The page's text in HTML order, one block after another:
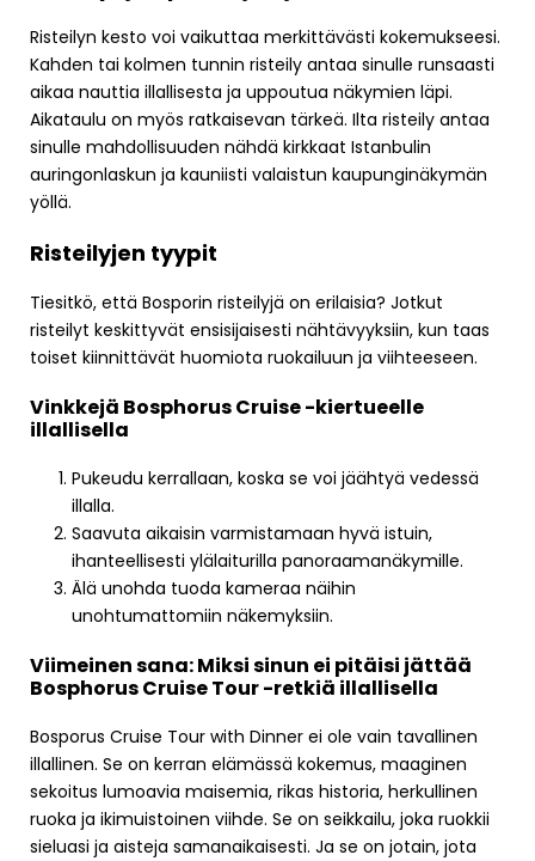
Risteilyn kesto voi vaikuttaa merkittävästi kokemukseesi.
Kahden tai kolmen tunnin risteily antaa sinulle runsaasti
aikaa nauttia illallisesta ja uppoutua näkymien läpi.
Aikataulu on myös ratkaisevan tärkeä. Ilta risteily antaa
sinulle mahdollisuuden nähdä kirkkaat Istanbulin
auringonlaskun ja kauniisti valaistun kaupunginäkymän
yöllä.
Risteilyjen tyypit
Tiesitkö, että Bosporin risteilyjä on erilaisia? Jotkut
risteilyt keskittyvät ensisijaisesti nähtävyyksiin, kun taas
toiset kiinnittävät huomiota ruokailuun ja viihteeseen.
Vinkkejä Bosphorus Cruise -kiertueelle
illallisella
Pukeudu kerrallaan, koska se voi jäähtyä vedessä
illalla.
Saavuta aikaisin varmistamaan hyvä istuin,
ihanteellisesti ylälaiturilla panoraamanäkymille.
Älä unohda tuoda kameraa näihin
unohtumattomiin näkemyksiin.
Viimeinen sana: Miksi sinun ei pitäisi jättää
Bosphorus Cruise Tour -retkiä illallisella
Bosporus Cruise Tour with Dinner ei ole vain tavallinen
illallinen. Se on kerran elämässä kokemus, maaginen
sekoitus lumoavia maisemia, rikas historia, herkullinen
ruoka ja ikimuistoinen viihde. Se on seikkailu, joka ruokkii
sieluasi ja aisteja samanaikaisesti. Ja se on jotain, jota